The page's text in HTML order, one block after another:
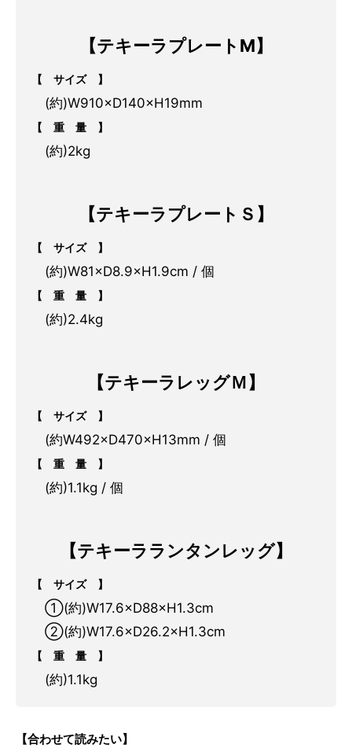
【テキーラプレートM】
【 サイズ 】
(約)W910×D140×H19mm
【 重 量 】
(約)2kg
【テキーラプレートＳ】
【 サイズ 】
(約)W81×D8.9×H1.9cm / 個
【 重 量 】
(約)2.4kg
【テキーラレッグＭ】
【 サイズ 】
(約W492×D470×H13mm / 個
【 重 量 】
(約)1.1kg / 個
【テキーラランタンレッグ】
【 サイズ 】
①(約)W17.6×D88×H1.3cm
②(約)W17.6×D26.2×H1.3cm
【 重 量 】
(約)1.1kg
【合わせて読みたい】